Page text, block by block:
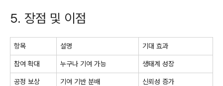
5. 장점 및 이점
항목 설명 기대 효과
참여 확대 누구나 기여 가능 생태계 성장
공정 보상 기여 기반 분배 신뢰성 증가